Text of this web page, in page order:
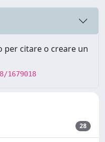
per citare o creare un
28